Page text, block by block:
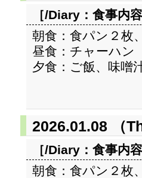
［/Diary： 食事内
朝食：食パン２枚
昼食：チャーハン
夕食：ご飯、味噌
2026.01.08 （
［/Diary： 食事内
朝食：食パン２枚